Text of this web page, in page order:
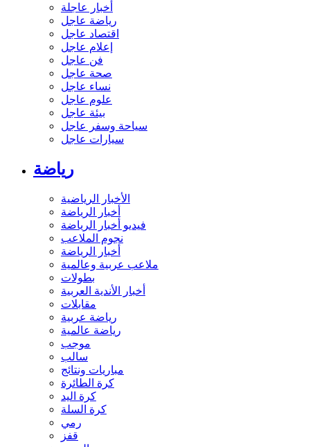
أخبار عاجلة
رياضة عاجل
اقتصاد عاجل
إعلام عاجل
فن عاجل
صحة عاجل
نساء عاجل
علوم عاجل
بيئة عاجل
سياحة وسفر عاجل
سيارات عاجل
رياضة
الأخبار الرياضية
أخبار الرياضة
فيديو أخبار الرياضة
نجوم الملاعب
أخبار الرياضة
ملاعب عربية وعالمية
بطولات
أخبار الأندية العربية
مقابلات
رياضة عربية
رياضة عالمية
موجب
سالب
مباريات ونتائج
كرة الطائرة
كرة اليد
كرة السلة
رمي
قفز